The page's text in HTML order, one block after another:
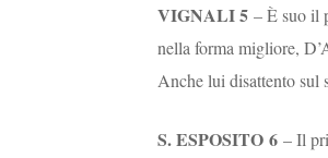
VIGNALI 5 – È suo il
nella forma migliore,
Anche lui disattento sul
S. ESPOSITO 6 – Il